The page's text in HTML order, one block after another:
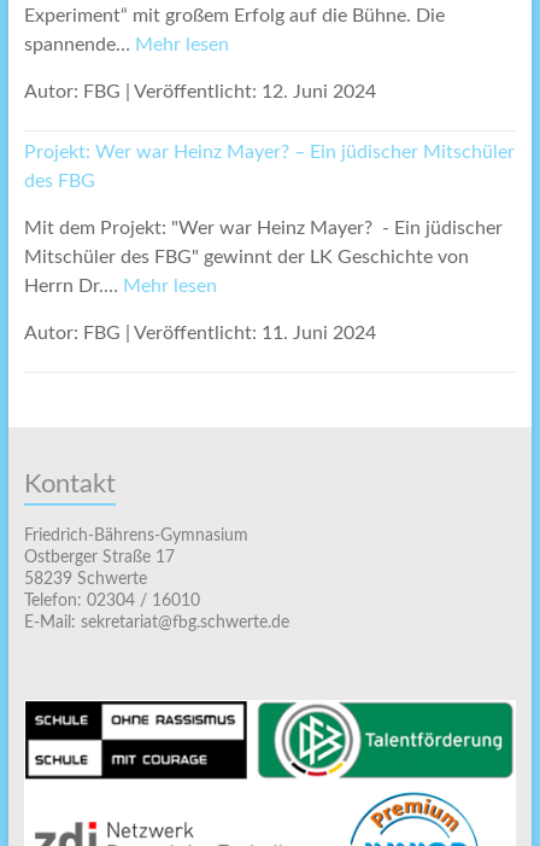
Experiment“ mit großem Erfolg auf die Bühne. Die
spannende… Mehr lesen
Autor: FBG Veröffentlicht: 12. Juni 2024
Projekt: Wer war Heinz Mayer? – Ein jüdischer Mitschüler
des FBG
Mit dem Projekt: "Wer war Heinz Mayer? - Ein jüdischer
Mitschüler des FBG" gewinnt der LK Geschichte von
Herrn Dr.… Mehr lesen
Autor: FBG Veröffentlicht: 11. Juni 2024
Kontakt
Friedrich-Bährens-Gymnasium
Ostberger Straße 17
58239 Schwerte
Telefon: 02304 / 16010
E-Mail: sekretariat@fbg.schwerte.de